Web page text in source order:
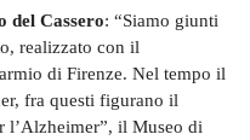
del Cassero: “Siamo giunti
realizzato con il
di Firenze. Nel tempo il
fra questi figurano il
l’Alzheimer”, il Museo di